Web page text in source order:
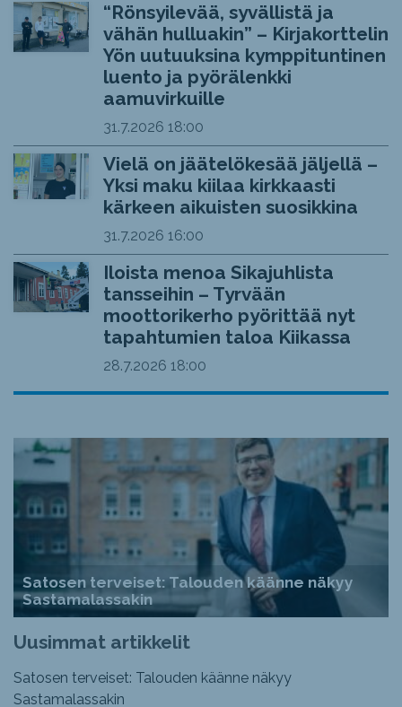
“Rönsyilevää, syvällistä ja
vähän hulluakin” – Kirjakorttelin
Yön uutuuksina kymppituntinen
luento ja pyörälenkki
aamuvirkuille
31.7.2026 18:00
Vielä on jäätelökesää jäljellä –
Yksi maku kiilaa kirkkaasti
kärkeen aikuisten suosikkina
31.7.2026 16:00
Iloista menoa Sikajuhlista
tansseihin – Tyrvään
moottorikerho pyörittää nyt
tapahtumien taloa Kiikassa
28.7.2026 18:00
Satosen terveiset: Talouden käänne näkyy
Sastamalassakin
Uusimmat artikkelit
Satosen terveiset: Talouden käänne näkyy
Sastamalassakin